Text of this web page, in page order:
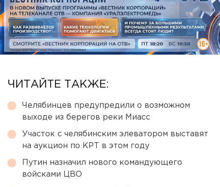
ЧИТАЙТЕ ТАКЖЕ:
Челябинцев предупредили о возможном
выходе из берегов реки Миасс
Участок с челябинским элеватором выставят
на аукцион по КРТ в этом году
Путин назначил нового командующего
войсками ЦВО